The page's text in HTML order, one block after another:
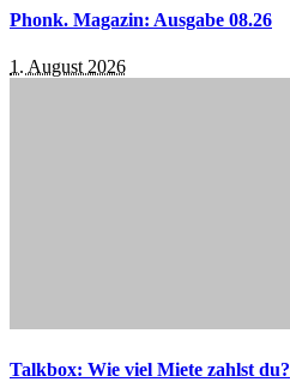
Phonk. Magazin: Ausgabe 08.26
1. August 2026
Talkbox: Wie viel Miete zahlst du?